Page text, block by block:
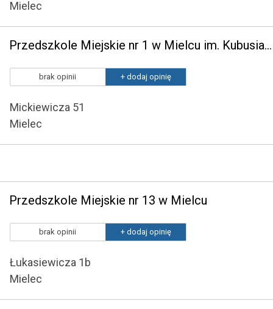
Mielec
Przedszkole Miejskie nr 1 w Mielcu im. Kubusia Puchatka
brak opinii + dodaj opinię
Mickiewicza 51
Mielec
Przedszkole Miejskie nr 13 w Mielcu
brak opinii + dodaj opinię
Łukasiewicza 1b
Mielec